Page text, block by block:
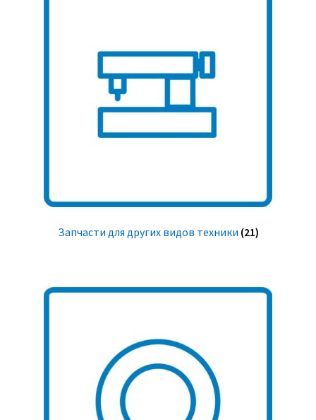
Запчасти для других видов техники (21)